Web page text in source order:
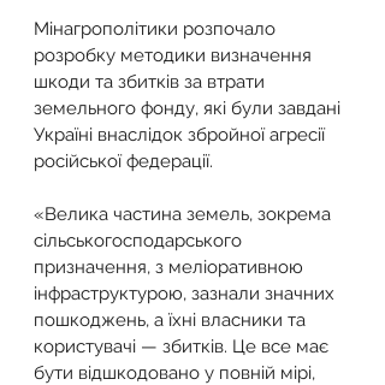
Мінагрополітики розпочало
розробку методики визначення
шкоди та збитків за втрати
земельного фонду, які були завдані
Україні внаслідок збройної агресії
російської федерації.
«Велика частина земель, зокрема
сільськогосподарського
призначення, з меліоративною
інфраструктурою, зазнали значних
пошкоджень, а їхні власники та
користувачі — збитків. Це все має
бути відшкодовано у повній мірі,